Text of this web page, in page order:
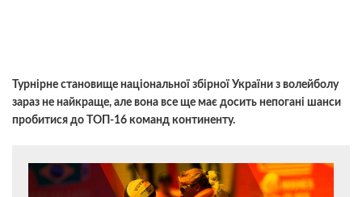
Турнірне становище національної збірної України з волейболу
зараз не найкраще, але вона все ще має досить непогані шанси
пробитися до ТОП-16 команд континенту.